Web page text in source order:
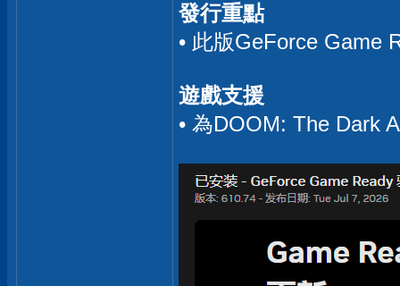
發行重點
• 此版GeForce Game
遊戲支援
• 為DOOM: The Dark